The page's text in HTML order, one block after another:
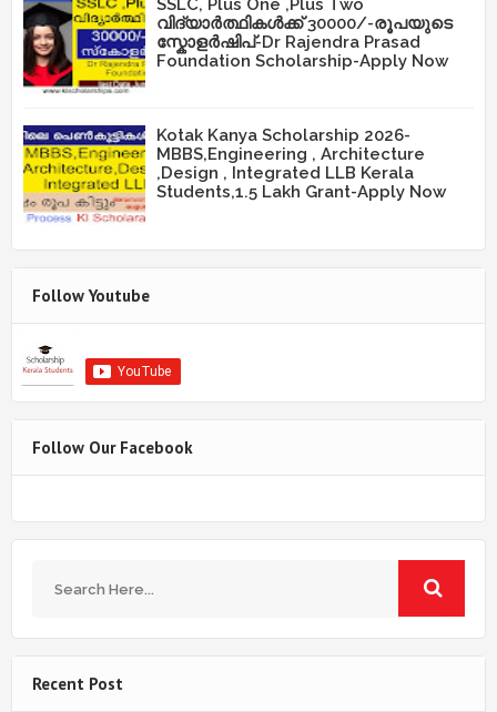
വിദ്യാർത്ഥികൾക്ക് 30000/-രൂപയുടെ
സ്കോളർഷിപ്-Dr Rajendra Prasad
Foundation Scholarship-Apply Now
Kotak Kanya Scholarship 2026-
MBBS,Engineering , Architecture
,Design , Integrated LLB Kerala
Students,1.5 Lakh Grant-Apply Now
Follow Youtube
Follow Our Facebook
Recent Post